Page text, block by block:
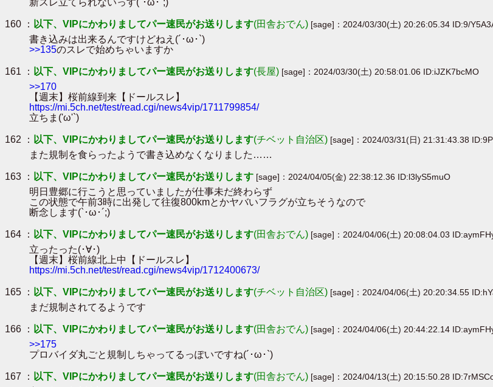
160 ： 以下、VIPにかわりましてパー速民がお送りします(田舎おでん) [sage]：2024/03/30(土) 20:26:05.34 ID:9/
書き込みは出来るんですけどねえ(´･ω･`)
>>135のスレで始めちゃいますか
161 ： 以下、VIPにかわりましてパー速民がお送りします(長屋) [sage]：2024/03/30(土) 20:58:01.06 ID:iJZK7bcMO
>>170
【週末】桜前線到来【ドールスレ】
https://mi.5ch.net/test/read.cgi/news4vip/1711799854/
立ちま('ω'`)
162 ： 以下、VIPにかわりましてパー速民がお送りします(チベット自治区) [sage]：2024/03/31(日) 21:31:43.38
また規制を食らったようで書き込めなくなりました……
163 ： 以下、VIPにかわりましてパー速民がお送りします [sage]：2024/04/05(金) 22:38:12.36 ID:l3lyS5muO
明日豊郷に行こうと思っていましたが仕事未だ終わらず
この状態で午前3時に出発して往復800kmとかヤバいフラグが立ちそうなので
断念します(`･ω･´;)
164 ： 以下、VIPにかわりましてパー速民がお送りします(田舎おでん) [sage]：2024/04/06(土) 20:08:04.03
立ったった(･∀･)
【週末】桜前線北上中【ドールスレ】
https://mi.5ch.net/test/read.cgi/news4vip/1712400673/
165 ： 以下、VIPにかわりましてパー速民がお送りします(チベット自治区) [sage]：2024/04/06(土) 20:20:34.55
まだ規制されてるようです
166 ： 以下、VIPにかわりましてパー速民がお送りします(田舎おでん) [sage]：2024/04/06(土) 20:44:22.14
>>175
プロバイダ丸ごと規制しちゃってるっぽいですね(´･ω･`)
167 ： 以下、VIPにかわりましてパー速民がお送りします(田舎おでん) [sage]：2024/04/13(土) 20:15:50.28